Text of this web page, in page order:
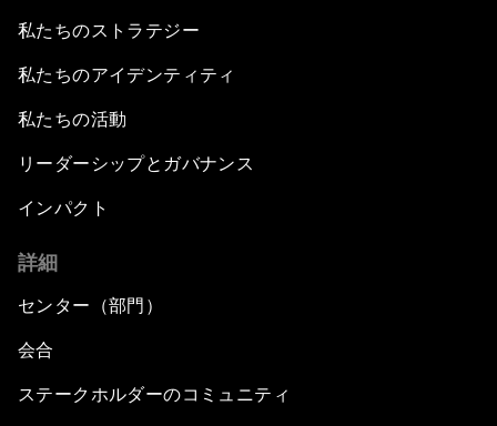
私たちのストラテジー
私たちのアイデンティティ
私たちの活動
リーダーシップとガバナンス
インパクト
詳細
センター（部門）
会合
ステークホルダーのコミュニティ